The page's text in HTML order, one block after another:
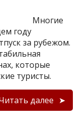
Многие
году
за рубежом.
которые
туристы.
далее